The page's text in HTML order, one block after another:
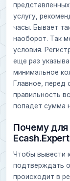
услугу,
часы. Бывает
наоборот. Так
условия.
еще раз
минимальное
Главное, перед
правильность
попадет сумма
Почему
Чтобы вывести
подтверждать
происходит в